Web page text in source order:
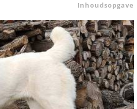
Inhoudsopgave